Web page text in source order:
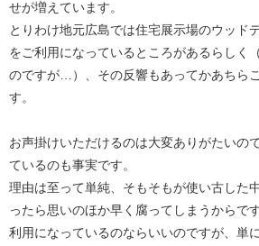
せが増えています。
とりわけ地元広島では住宅展示場のウッド
をご利用になっているところがあるらしく
のですが…）、その反響もあってかあちら
す。
お声掛けいただけるのは大変ありがたいの
ているのも事実です。
理由は至って単純、そもそもが使い古した
ったら思いのほか早く腐ってしまうからで
利用になっているのならいいのですが、単